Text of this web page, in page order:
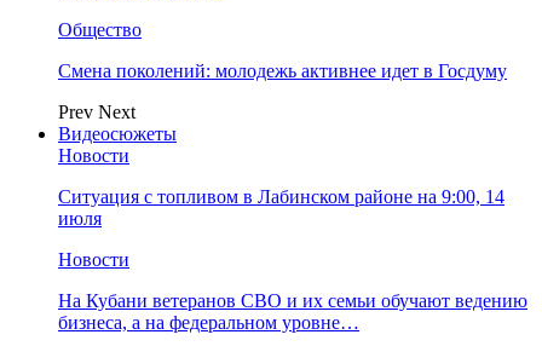
Общество
Смена поколений: молодежь активнее идет в Госдуму
Prev Next
Видеосюжеты
Новости
Ситуация с топливом в Лабинском районе на 9:00, 14
июля
Новости
На Кубани ветеранов СВО и их семьи обучают ведению
бизнеса, а на федеральном уровне…